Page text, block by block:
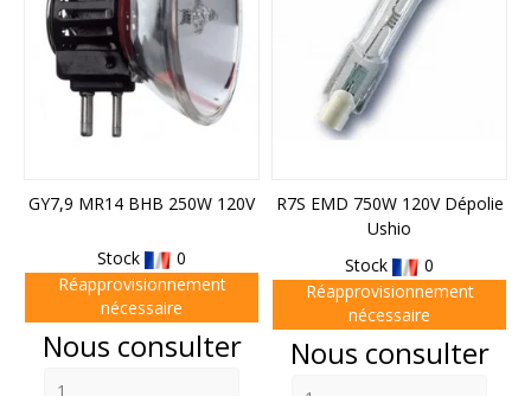
GY7,9 MR14 BHB 250W 120V
Stock
0
Réapprovisionnement
nécessaire
Prix
Nous consulter
R7S EMD 750W 120V Dépolie
Ushio
Stock
0
Réapprovisionnement
nécessaire
Prix
Nous consulter